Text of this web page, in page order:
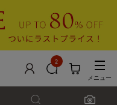
2
メニュー